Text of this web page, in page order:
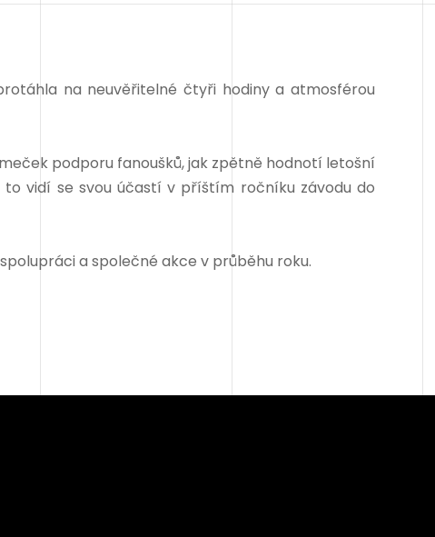
na neuvěřitelné čtyři hodiny a atmosférou
podporu fanoušků, jak zpětně hodnotí letošní
vidí se svou účastí v příštím ročníku závodu do
a společné akce v průběhu roku.